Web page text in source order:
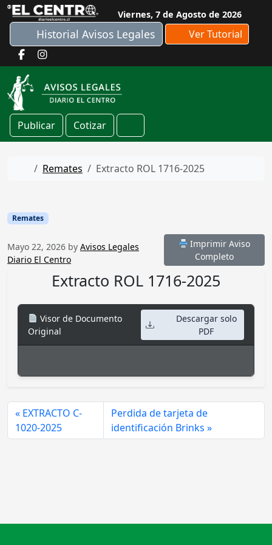
Skip to content
Viernes, 7 de Agosto de 2026
Historial Avisos Legales Ver Tutorial
Publicar Cotizar
Cart
Home
Remates Extracto ROL 1716-2025
Remates
Mayo 22, 2026 by Avisos Legales
Diario El Centro
Imprimir Aviso
Completo
Extracto ROL 1716-2025
Visor de Documento
Original
Descargar solo
PDF
EXTRACTO C-
1020-2025
Perdida de tarjeta de
identificación Brinks